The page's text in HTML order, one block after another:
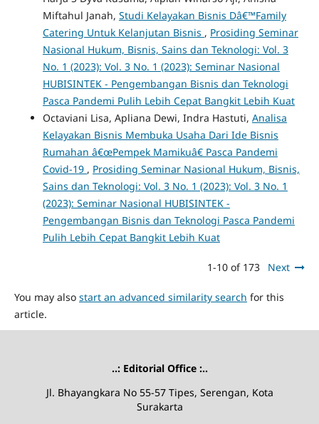
Miftahul Janah, Studi Kelayakan Bisnis Dâ€™Family
Catering Untuk Kelanjutan Bisnis , Prosiding Seminar
Nasional Hukum, Bisnis, Sains dan Teknologi: Vol. 3
No. 1 (2023): Vol. 3 No. 1 (2023): Seminar Nasional
HUBISINTEK - Pengembangan Bisnis dan Teknologi
Pasca Pandemi Pulih Lebih Cepat Bangkit Lebih Kuat
Octaviani Lisa, Apliana Dewi, Indra Hastuti, Analisa
Kelayakan Bisnis Membuka Usaha Dari Ide Bisnis
Rumahan â€œPempek Mamikuâ€ Pasca Pandemi
Covid-19 , Prosiding Seminar Nasional Hukum, Bisnis,
Sains dan Teknologi: Vol. 3 No. 1 (2023): Vol. 3 No. 1
(2023): Seminar Nasional HUBISINTEK -
Pengembangan Bisnis dan Teknologi Pasca Pandemi
Pulih Lebih Cepat Bangkit Lebih Kuat
1-10 of 173 Next
You may also start an advanced similarity search for this
article.
..: Editorial Office :..
Jl. Bhayangkara No 55-57 Tipes, Serengan, Kota
Surakarta